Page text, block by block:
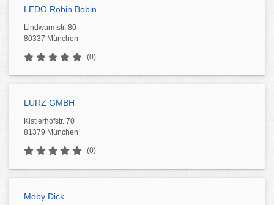
LEDO Robin Bobin
Lindwurmstr. 80
80337 München
(0)
LURZ GMBH
Kistlerhofstr. 70
81379 München
(0)
Moby Dick